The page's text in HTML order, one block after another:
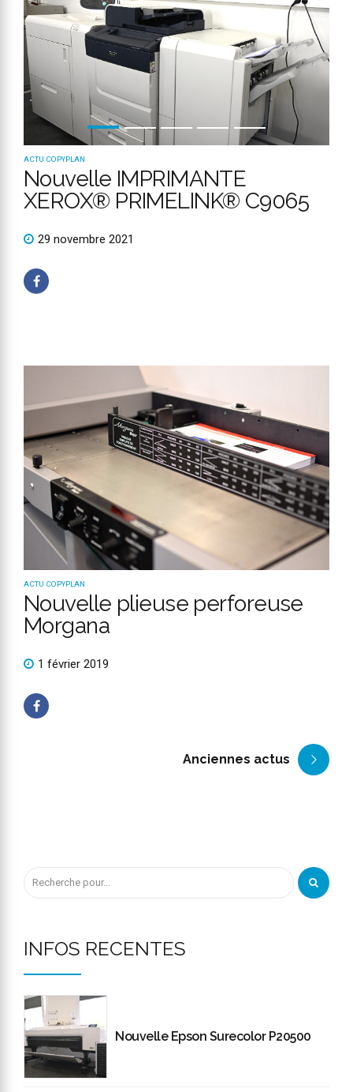
ACTU COPYPLAN
Nouvelle IMPRIMANTE
XEROX® PRIMELINK® C9065
29 novembre 2021
ACTU COPYPLAN
Nouvelle plieuse perforeuse
Morgana
1 février 2019
Anciennes actus
INFOS RECENTES
Nouvelle Epson Surecolor P20500